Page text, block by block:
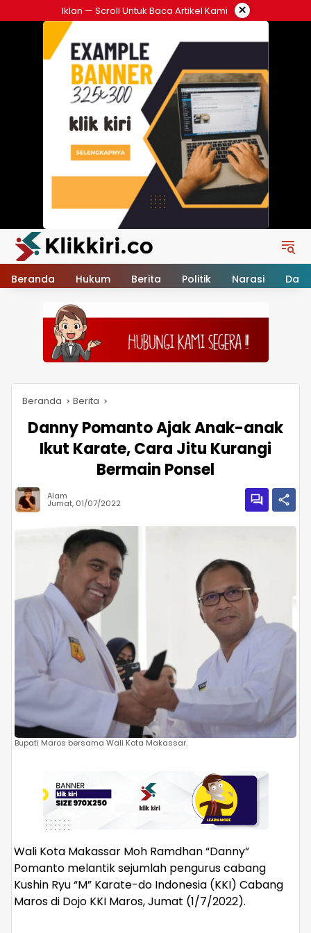
ke
Iklan — Scroll Untuk Baca Artikel Kami ×
Beranda Hukum Berita Politik Narasi
Beranda Berita
Danny Pomanto Ajak Anak-anak
Ikut Karate, Cara Jitu Kurangi
Bermain Ponsel
Alam
Jumat, 01/07/2022
Bupati Maros bersama Wali Kota Makassar.
Wali Kota Makassar Moh Ramdhan “Danny”
Pomanto melantik sejumlah pengurus cabang
Kushin Ryu “M” Karate-do Indonesia (KKI) Cabang
Maros di Dojo KKI Maros, Jumat (1/7/2022).